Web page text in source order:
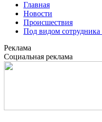
Главная
Новости
Происшествия
Под видом сотрудника
Реклама
Социальная реклама